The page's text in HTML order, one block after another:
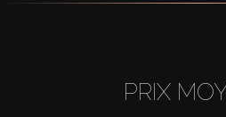
PRIX